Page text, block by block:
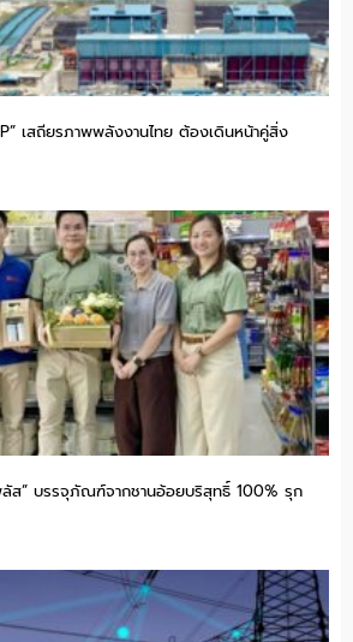
เสถียรภาพพลังงานไทย ต้องเดินหน้าคู่สิ่ง
ส” บรรจุภัณฑ์จากชานอ้อยบริสุทธิ์ 100% รุก